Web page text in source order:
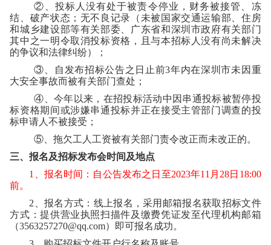
② 、投标人没有处于被责令停业，财务被接管、冻
结、破产状态；无不良记录（未被国家交通运输部、住房
和城乡建设部等有关部委、广东省和深圳市政府有关部门
其中之一明令取消投标资格，且与本招标人没有尚未解决
的争议和法律纠纷）；
③ 、自发布招标公告之日止前3年内在深圳市未因重
大安全事故而被有关部门查处；
④、今年以来，在招投标活动中因串通投标被暂停投
标资格期间或涉嫌串通投标并正在接受主管部门调查的投
标申请人不被接受；
⑤ 、拖欠工人工资被有关部门责令改正而未改正的。
三、报名及招标发布会时间及地点
1
、报名时间：自公告发布之日至2023年11 月 28日 18:00
前。
2 、报名方式：线上报名，采用邮箱报名获取招标文件
方式：提供营业执照扫描件及缴费凭证发至代理机构邮箱
（3563257270@qq.com）即可报名成功。